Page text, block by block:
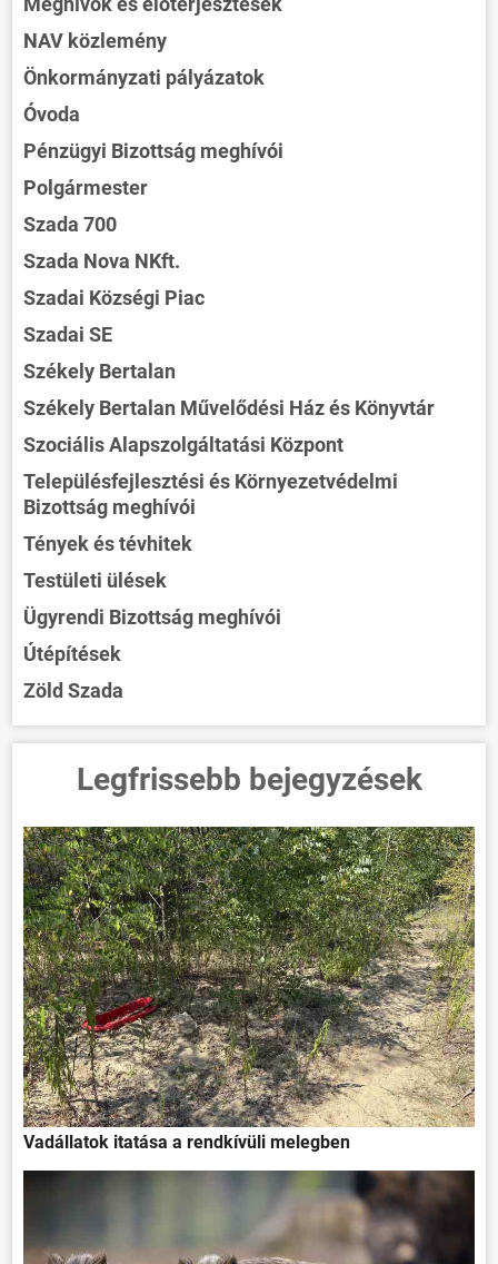
KÖZÖSSÉG
HÍREK
VÁLASZTÁSOK
NAV közlemény
Önkormányzati pályázatok
Óvoda
Pénzügyi Bizottság meghívói
Polgármester
Szada 700
Szada Nova NKft.
Szadai Községi Piac
Szadai SE
Székely Bertalan
Székely Bertalan Művelődési Ház és Könyvtár
Szociális Alapszolgáltatási Központ
Településfejlesztési és Környezetvédelmi
Bizottság meghívói
Tények és tévhitek
Testületi ülések
Ügyrendi Bizottság meghívói
Útépítések
Zöld Szada
Legfrissebb bejegyzések
Vadállatok itatása a rendkívüli melegben